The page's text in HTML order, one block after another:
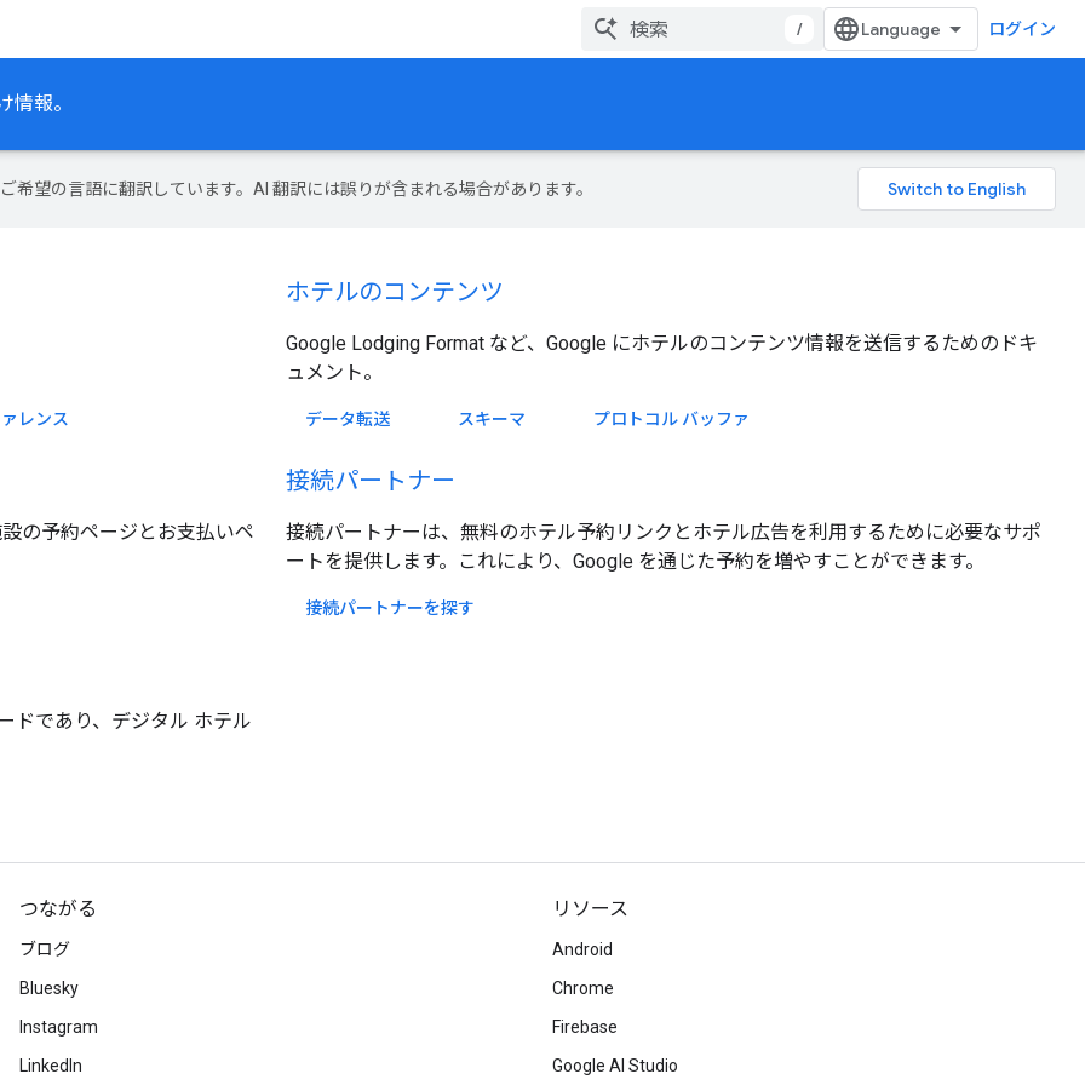
/ ログイン
報。
希望の言語に翻訳しています。AI 翻訳には誤りが含まれる場合があります。
レンス
ホテルのコンテンツ
Google Lodging Format など、Google にホテルのコンテンツ情報を送信するためのドキ
ュメント。
データ転送 スキーマ プロトコル バッファ
の予約ページとお支払いペ
接続パートナー
接続パートナーは、無料のホテル予約リンクとホテル広告を利用するために必要なサポ
ートを提供します。これにより、Google を通じた予約を増やすことができます。
接続パートナーを探す
ドであり、デジタル ホテル
つながる
ブログ
Bluesky
Instagram
LinkedIn
リソース
Android
Chrome
Firebase
Google AI Studio